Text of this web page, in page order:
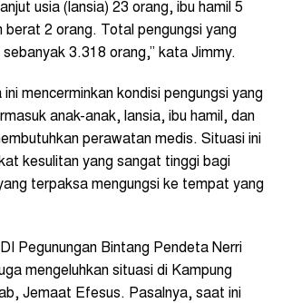
usia (lansia) 23 orang, ibu hamil 5
berat 2 orang. Total pengungsi yang
3.318 orang,” kata Jimmy.
mencerminkan kondisi pengungsi yang
anak-anak, lansia, ibu hamil, dan
perawatan medis. Situasi ini
kesulitan yang sangat tinggi bagi
terpaksa mengungsi ke tempat yang
Pegunungan Bintang Pendeta Nerri
mengeluhkan situasi di Kampung
Jemaat Efesus. Pasalnya, saat ini